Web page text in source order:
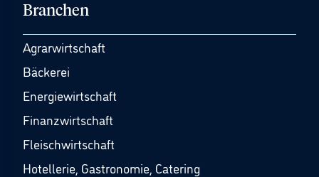
Branchen
Agrarwirtschaft
Bäckerei
Energiewirtschaft
Finanzwirtschaft
Fleischwirtschaft
Hotellerie, Gastronomie, Catering